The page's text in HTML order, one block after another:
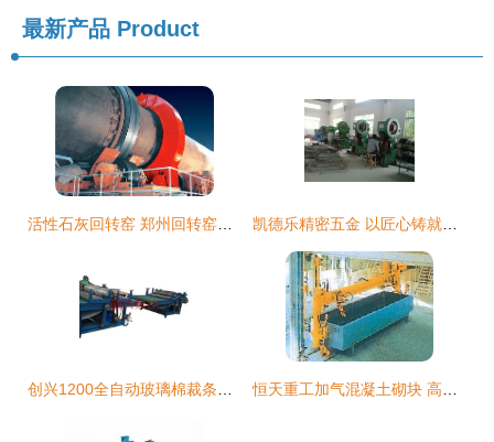
最新产品 Product